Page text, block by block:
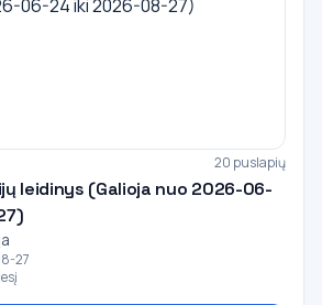
20 puslapių
leidinys (Galioja nuo 2026-06-
27